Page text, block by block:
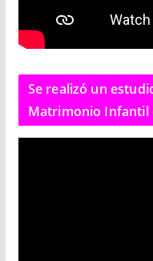
Se realizó un
Matrimonio Infantil